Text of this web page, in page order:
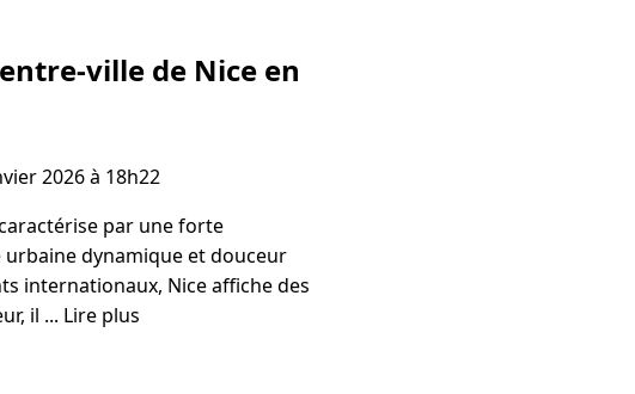
ville de Nice en
2026 à 18h22
par une forte
dynamique et douceur
internationaux, Nice affiche des
il ... Lire plus